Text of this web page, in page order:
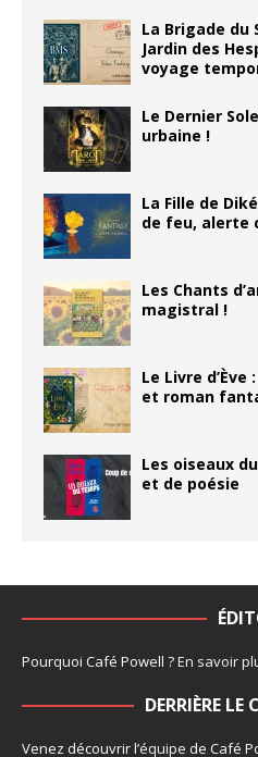
La Brigade du
Jardin des
voyage
Le Dernier
urbaine !
La Fille de
de feu, alerte
Les Chants
magistral !
Le Livre
et roman
Les oiseaux
et de poésie
Pourquoi Café Powell ?En savoir
DERRIÈRE
Venez découvrir l’équipe de Café